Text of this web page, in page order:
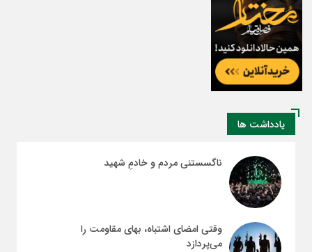
یادداشت ها
ناگسستنی مردم و خادمِ شهید
وقتی امضای اشتباه، بهای مقاومت را
می‌پردازد